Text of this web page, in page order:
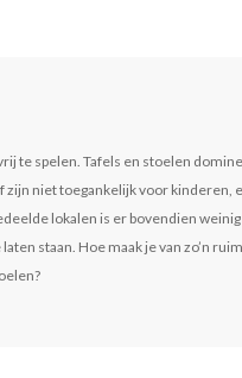
te spelen. Tafels en stoelen
zijn niet toegankelijk voor kinderen,
lokalen is er bovendien weinig
staan. Hoe maak je van zo’n